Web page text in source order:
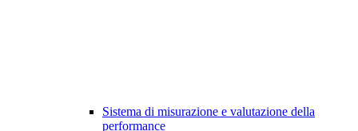
Sistema di misurazione e valutazione della
performance